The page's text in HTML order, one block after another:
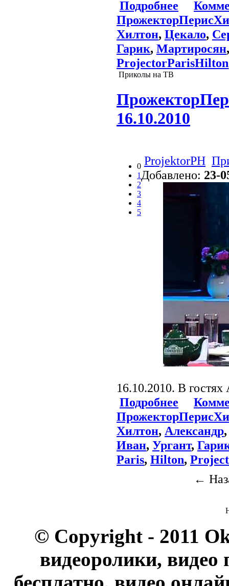
Подробнее
Хилтон, Цекало,
Гарик, Мартиросян
ProjectorParisHilton
Приколы на ТВ
16.10.2010
0
1
2
3
4
5
ProjektorPH
Добавлено: 23-
16.10.2010. В
Подробнее
Хилтон, Александр
Иван, Ургант,
Paris, Hilton,
←
© Copyright - 2011
видеоролики, видео